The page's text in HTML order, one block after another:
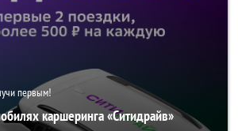
первым!
каршеринга «Ситидрайв»